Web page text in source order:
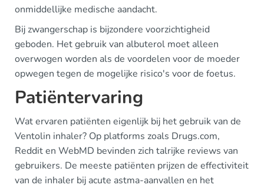
onmiddellijke medische aandacht.
Bij zwangerschap is bijzondere voorzichtigheid
geboden. Het gebruik van albuterol moet alleen
overwogen worden als de voordelen voor de moeder
opwegen tegen de mogelijke risico's voor de foetus.
Patiëntervaring
Wat ervaren patiënten eigenlijk bij het gebruik van de
Ventolin inhaler? Op platforms zoals Drugs.com,
Reddit en WebMD bevinden zich talrijke reviews van
gebruikers. De meeste patiënten prijzen de effectiviteit
van de inhaler bij acute astma-aanvallen en het